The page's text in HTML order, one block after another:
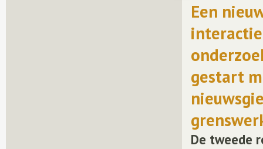
Een
gestart
De tweede